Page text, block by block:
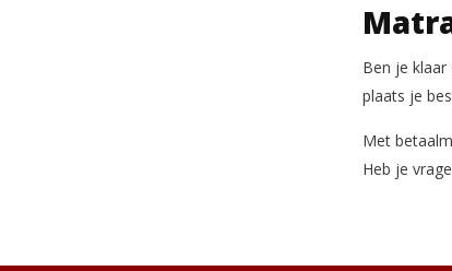
Ben je
plaats je
Met
Heb je